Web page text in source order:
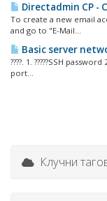
Directadmin CP -
To create a new email
and go to "E-Mail...
Basic server
????. 1. ?????SSH password
port...
Клучни